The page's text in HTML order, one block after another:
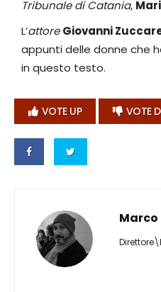
Tribunale di Catania,
L’attore Giovanni
appunti delle donne che
in questo testo.
VOTE UP VOTE